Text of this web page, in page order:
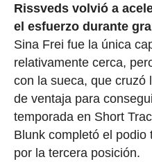
Rissveds volvió a
el esfuerzo durante
Sina Frei fue la única
relativamente cerca,
con la sueca, que cruzó
de ventaja para
temporada en Short
Blunk completó el podio
por la tercera posición.